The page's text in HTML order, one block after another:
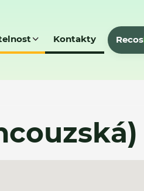
Kontakty Recos